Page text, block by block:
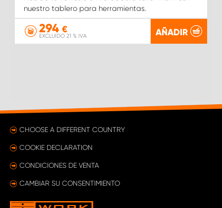
nuestro tablero para herramientas.
294 €
EXCLUIDO 21 % IVA AÑADIR
CHOOSE A DIFFERENT COUNTRY
COOKIE DECLARATION
CONDICIONES DE VENTA
CAMBIAR SU CONSENTIMIENTO